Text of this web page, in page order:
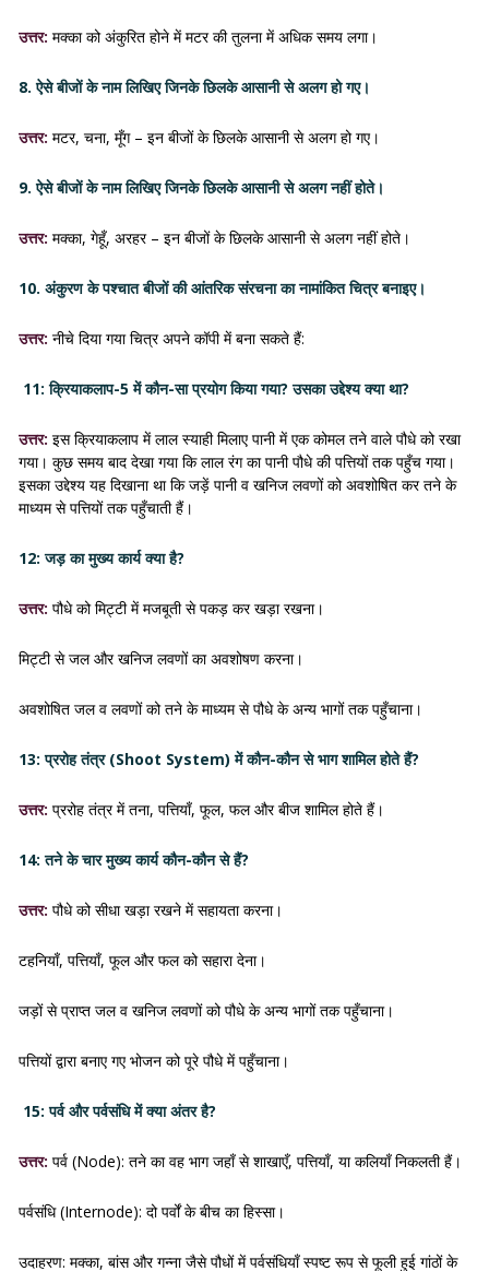
उत्तर: मक्का को अंकुरित होने में मटर की तुलना में अधिक समय लगा।
8. ऐसे बीजों के नाम लिखिए जिनके छिलके आसानी से अलग हो गए।
उत्तर: मटर, चना, मूँग – इन बीजों के छिलके आसानी से अलग हो गए।
9. ऐसे बीजों के नाम लिखिए जिनके छिलके आसानी से अलग नहीं होते।
उत्तर: मक्का, गेहूँ, अरहर – इन बीजों के छिलके आसानी से अलग नहीं होते।
10. अंकुरण के पश्चात बीजों की आंतरिक संरचना का नामांकित चित्र बनाइए।
उत्तर: नीचे दिया गया चित्र अपने कॉपी में बना सकते हैं:
11: क्रियाकलाप-5 में कौन-सा प्रयोग किया गया? उसका उद्देश्य क्या था?
उत्तर: इस क्रियाकलाप में लाल स्याही मिलाए पानी में एक कोमल तने वाले पौधे को रखा
गया। कुछ समय बाद देखा गया कि लाल रंग का पानी पौधे की पत्तियों तक पहुँच गया।
इसका उद्देश्य यह दिखाना था कि जड़ें पानी व खनिज लवणों को अवशोषित कर तने के
माध्यम से पत्तियों तक पहुँचाती हैं।
12: जड़ का मुख्य कार्य क्या है?
उत्तर: पौधे को मिट्टी में मजबूती से पकड़ कर खड़ा रखना।
मिट्टी से जल और खनिज लवणों का अवशोषण करना।
अवशोषित जल व लवणों को तने के माध्यम से पौधे के अन्य भागों तक पहुँचाना।
13: प्ररोह तंत्र (Shoot System) में कौन-कौन से भाग शामिल होते हैं?
उत्तर: प्ररोह तंत्र में तना, पत्तियाँ, फूल, फल और बीज शामिल होते हैं।
14: तने के चार मुख्य कार्य कौन-कौन से हैं?
उत्तर: पौधे को सीधा खड़ा रखने में सहायता करना।
टहनियाँ, पत्तियाँ, फूल और फल को सहारा देना।
जड़ों से प्राप्त जल व खनिज लवणों को पौधे के अन्य भागों तक पहुँचाना।
पत्तियों द्वारा बनाए गए भोजन को पूरे पौधे में पहुँचाना।
15: पर्व और पर्वसंधि में क्या अंतर है?
उत्तर: पर्व (Node): तने का वह भाग जहाँ से शाखाएँ, पत्तियाँ, या कलियाँ निकलती हैं।
पर्वसंधि (Internode): दो पर्वों के बीच का हिस्सा।
उदाहरण: मक्का, बांस और गन्ना जैसे पौधों में पर्वसंधियाँ स्पष्ट रूप से फूली हुई गांठों के